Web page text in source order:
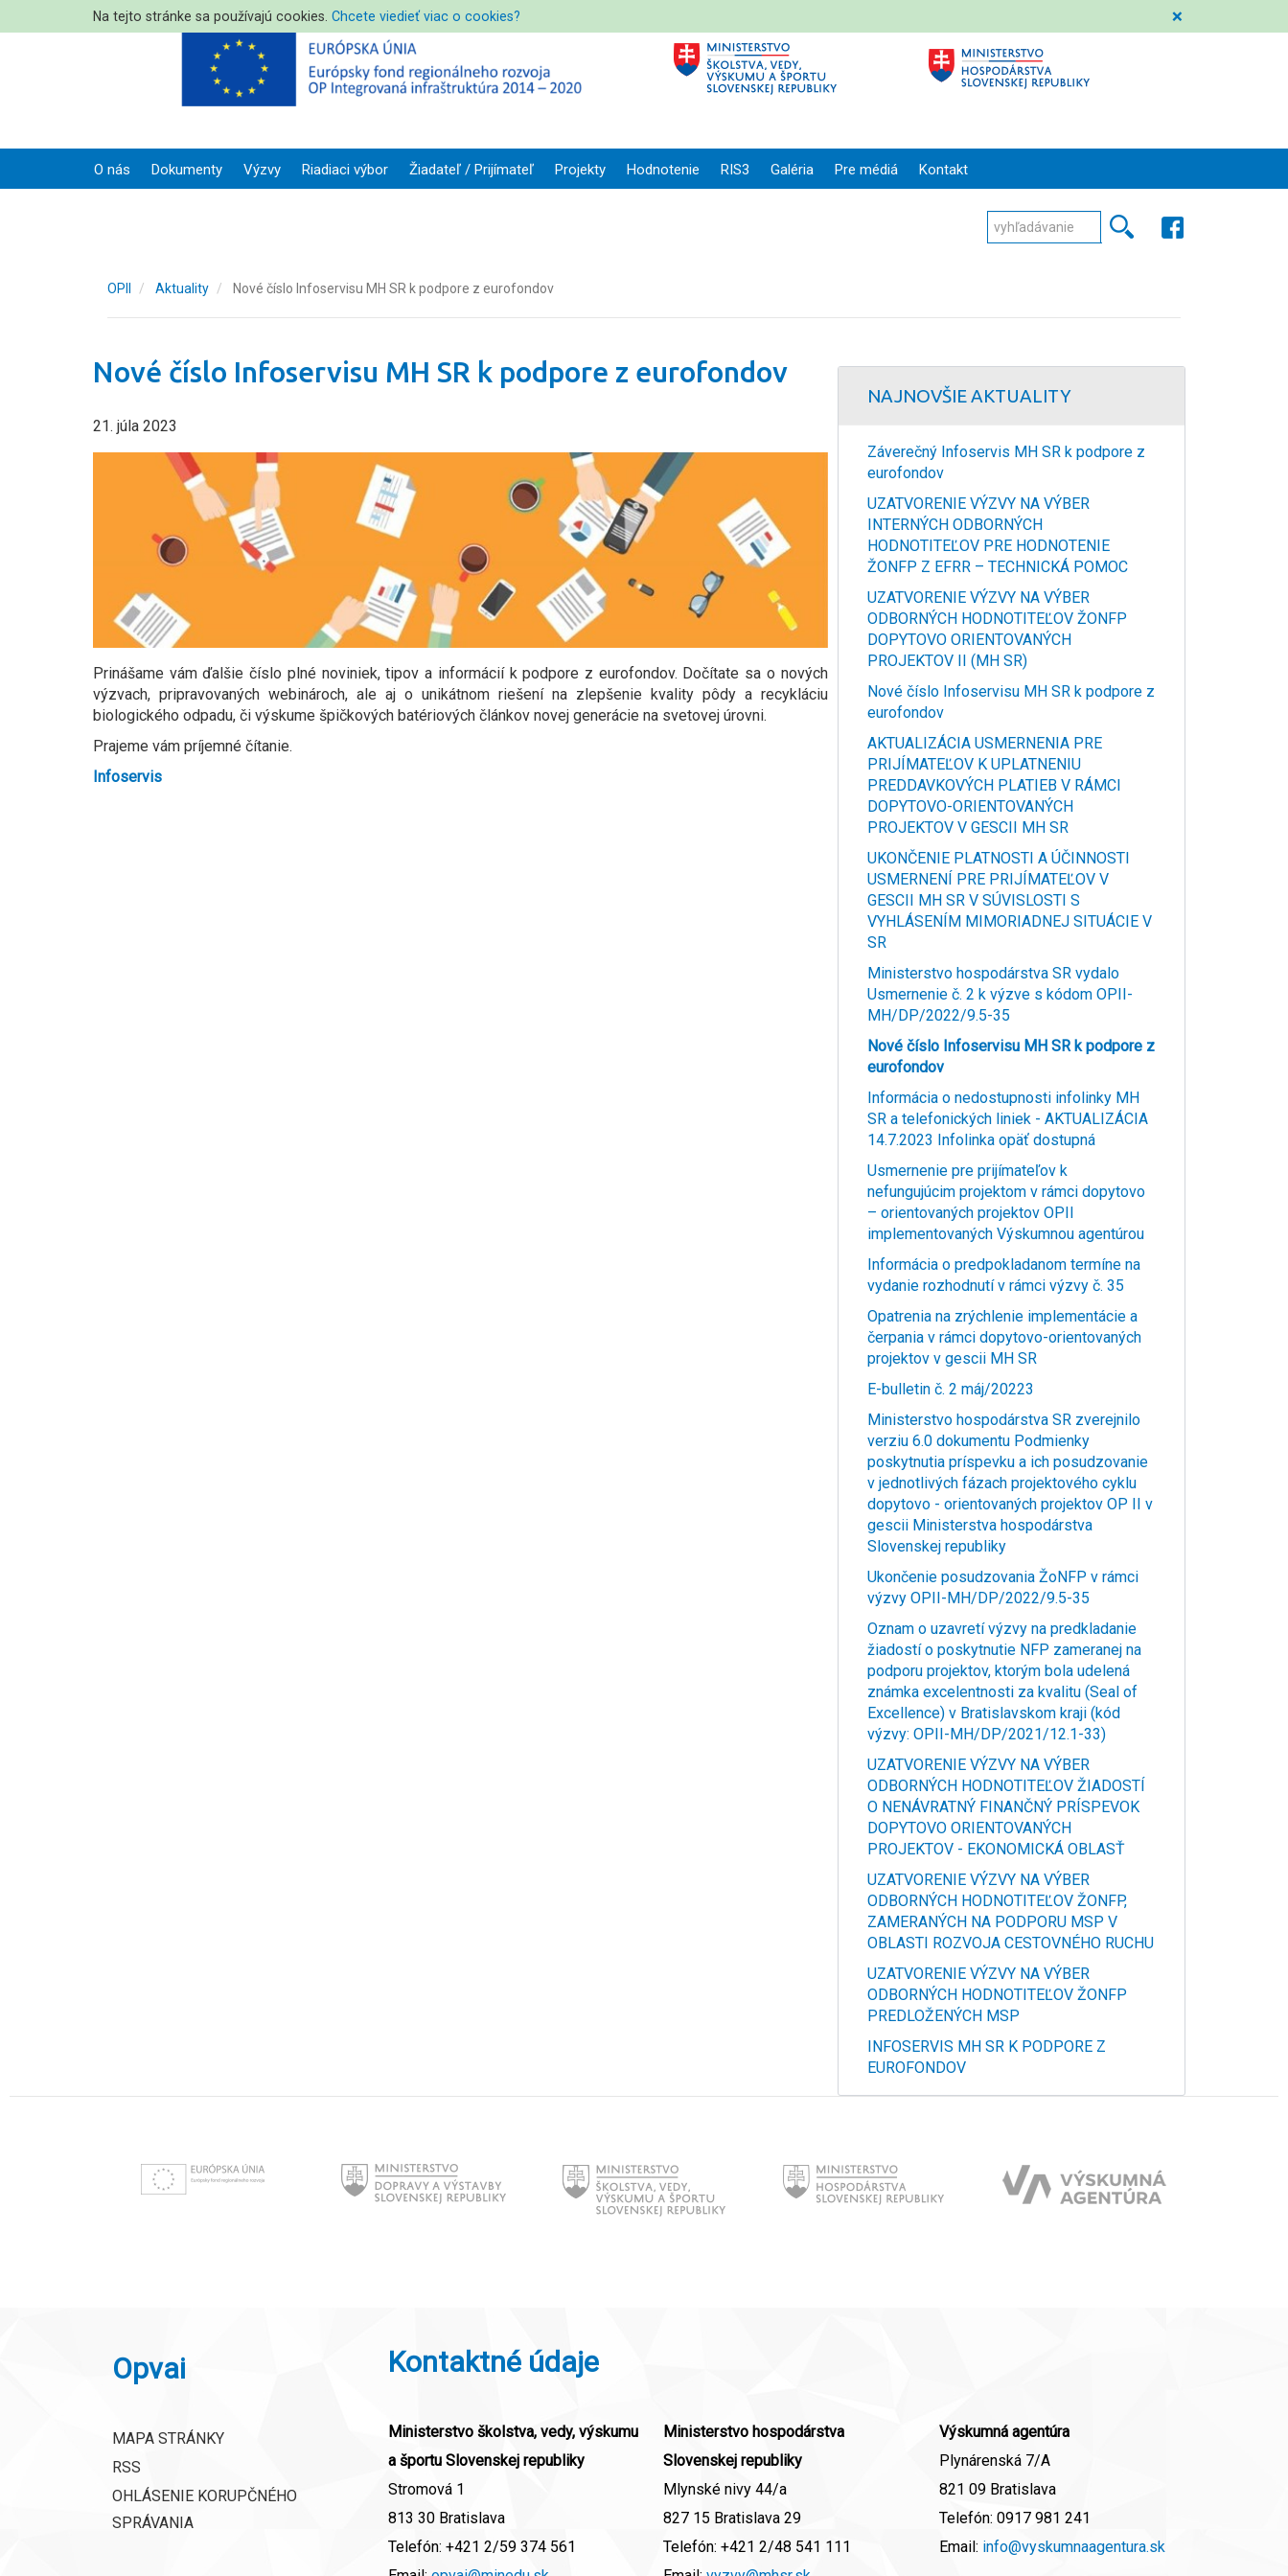
Na tejto stránke sa používajú cookies. Chcete viedieť viac o cookies? ❌
O nás Dokumenty Výzvy Riadiaci výbor Žiadateľ / Prijímateľ Projekty Hodnotenie RIS3 Galéria Pre médiá Kontakt
OPII Aktuality Nové číslo Infoservisu MH SR k podpore z eurofondov
Nové číslo Infoservisu MH SR k podpore z eurofondov
21. júla 2023
Prinášame vám ďalšie číslo plné noviniek, tipov a informácií k podpore z eurofondov. Dočítate sa o nových
výzvach, pripravovaných webinároch, ale aj o unikátnom riešení na zlepšenie kvality pôdy a recykláciu
biologického odpadu, či výskume špičkových batériových článkov novej generácie na svetovej úrovni.
Prajeme vám príjemné čítanie.
Infoservis
NAJNOVŠIE AKTUALITY
Záverečný Infoservis MH SR k podpore z
eurofondov
UZATVORENIE VÝZVY NA VÝBER
INTERNÝCH ODBORNÝCH
HODNOTITEĽOV PRE HODNOTENIE
ŽONFP Z EFRR – TECHNICKÁ POMOC
UZATVORENIE VÝZVY NA VÝBER
ODBORNÝCH HODNOTITEĽOV ŽONFP
DOPYTOVO ORIENTOVANÝCH
PROJEKTOV II (MH SR)
Nové číslo Infoservisu MH SR k podpore z
eurofondov
AKTUALIZÁCIA USMERNENIA PRE
PRIJÍMATEĽOV K UPLATNENIU
PREDDAVKOVÝCH PLATIEB V RÁMCI
DOPYTOVO-ORIENTOVANÝCH
PROJEKTOV V GESCII MH SR
UKONČENIE PLATNOSTI A ÚČINNOSTI
USMERNENÍ PRE PRIJÍMATEĽOV V
GESCII MH SR V SÚVISLOSTI S
VYHLÁSENÍM MIMORIADNEJ SITUÁCIE V
SR
Ministerstvo hospodárstva SR vydalo
Usmernenie č. 2 k výzve s kódom OPII-
MH/DP/2022/9.5-35
Nové číslo Infoservisu MH SR k podpore z
eurofondov
Informácia o nedostupnosti infolinky MH
SR a telefonických liniek - AKTUALIZÁCIA
14.7.2023 Infolinka opäť dostupná
Usmernenie pre prijímateľov k
nefungujúcim projektom v rámci dopytovo
– orientovaných projektov OPII
implementovaných Výskumnou agentúrou
Informácia o predpokladanom termíne na
vydanie rozhodnutí v rámci výzvy č. 35
Opatrenia na zrýchlenie implementácie a
čerpania v rámci dopytovo-orientovaných
projektov v gescii MH SR
E-bulletin č. 2 máj/20223
Ministerstvo hospodárstva SR zverejnilo
verziu 6.0 dokumentu Podmienky
poskytnutia príspevku a ich posudzovanie
v jednotlivých fázach projektového cyklu
dopytovo - orientovaných projektov OP II v
gescii Ministerstva hospodárstva
Slovenskej republiky
Ukončenie posudzovania ŽoNFP v rámci
výzvy OPII-MH/DP/2022/9.5-35
Oznam o uzavretí výzvy na predkladanie
žiadostí o poskytnutie NFP zameranej na
podporu projektov, ktorým bola udelená
známka excelentnosti za kvalitu (Seal of
Excellence) v Bratislavskom kraji (kód
výzvy: OPII-MH/DP/2021/12.1-33)
UZATVORENIE VÝZVY NA VÝBER
ODBORNÝCH HODNOTITEĽOV ŽIADOSTÍ
O NENÁVRATNÝ FINANČNÝ PRÍSPEVOK
DOPYTOVO ORIENTOVANÝCH
PROJEKTOV - EKONOMICKÁ OBLASŤ
UZATVORENIE VÝZVY NA VÝBER
ODBORNÝCH HODNOTITEĽOV ŽONFP,
ZAMERANÝCH NA PODPORU MSP V
OBLASTI ROZVOJA CESTOVNÉHO RUCHU
UZATVORENIE VÝZVY NA VÝBER
ODBORNÝCH HODNOTITEĽOV ŽONFP
PREDLOŽENÝCH MSP
INFOSERVIS MH SR K PODPORE Z
EUROFONDOV
Opvai
MAPA STRÁNKY
RSS
OHLÁSENIE KORUPČNÉHO
SPRÁVANIA
Kontaktné údaje
Ministerstvo školstva, vedy, výskumu
a športu Slovenskej republiky
Stromová 1
813 30 Bratislava
Telefón: +421 2/59 374 561
Ministerstvo hospodárstva
Slovenskej republiky
Mlynské nivy 44/a
827 15 Bratislava 29
Telefón: +421 2/48 541 111
Výskumná agentúra
Plynárenská 7/A
821 09 Bratislava
Telefón: 0917 981 241
Email: info@vyskumnaagentura.sk